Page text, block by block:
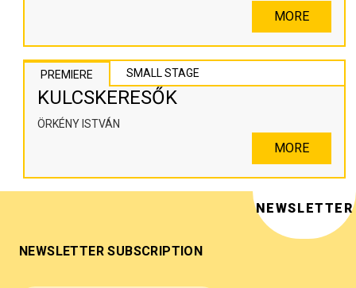
MORE
PREMIERE SMALL STAGE
KULCSKERESŐK
ÖRKÉNY ISTVÁN
MORE
NEWSLETTER
NEWSLETTER SUBSCRIPTION